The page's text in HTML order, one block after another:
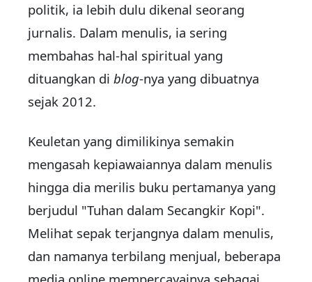
politik, ia lebih dulu dikenal seorang
jurnalis. Dalam menulis, ia sering
membahas hal-hal spiritual yang
dituangkan di blog-nya yang dibuatnya
sejak 2012.
Keuletan yang dimilikinya semakin
mengasah kepiawaiannya dalam menulis
hingga dia merilis buku pertamanya yang
berjudul "Tuhan dalam Secangkir Kopi".
Melihat sepak terjangnya dalam menulis,
dan namanya terbilang menjual, beberapa